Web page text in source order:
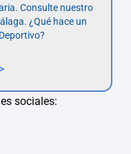
Consulte nuestro
¿Qué hace un
sociales: